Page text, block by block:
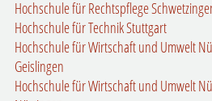
Hochschule für Rechtspflege
Hochschule für Technik Stuttgart
Hochschule für Wirtschaft und Umwelt
Geislingen
Hochschule für Wirtschaft und Umwelt